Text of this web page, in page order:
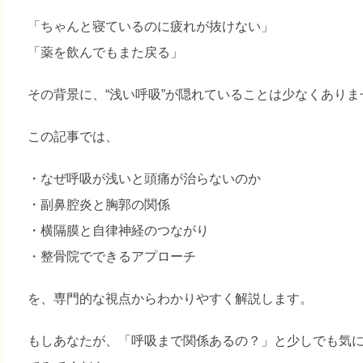
「ちゃんと寝ているのに疲れが抜けない」
「薬を飲んでもまた戻る」
その背景に、“浅い呼吸”が隠れていることは少なくあり
この記事では、
・なぜ呼吸が浅いと頭痛が治らないのか
・副鼻腔炎と胸郭の関係
・横隔膜と自律神経のつながり
・整骨院でできるアプローチ
を、専門的な視点からわかりやすく解説します。
もしあなたが、「呼吸まで関係あるの？」と少しでも気